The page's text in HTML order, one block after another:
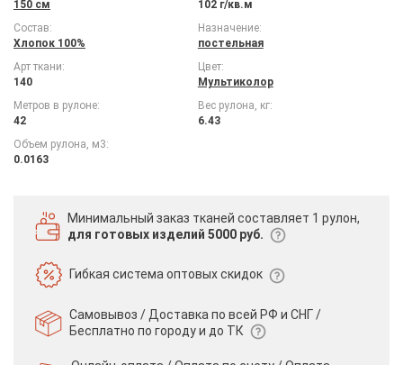
150 см
102 г/кв.м
Состав:
Хлопок 100%
Назначение:
постельная
Арт ткани:
140
Цвет:
Мультиколор
Метров в рулоне:
42
Вес рулона, кг:
6.43
Объем рулона, м3:
0.0163
Минимальный заказ тканей составляет 1 рулон,
для готовых изделий 5000 руб.
Гибкая системаоптовых скидок
Самовывоз / Доставка по всей РФ и СНГ /
Бесплатно по городу и до ТК